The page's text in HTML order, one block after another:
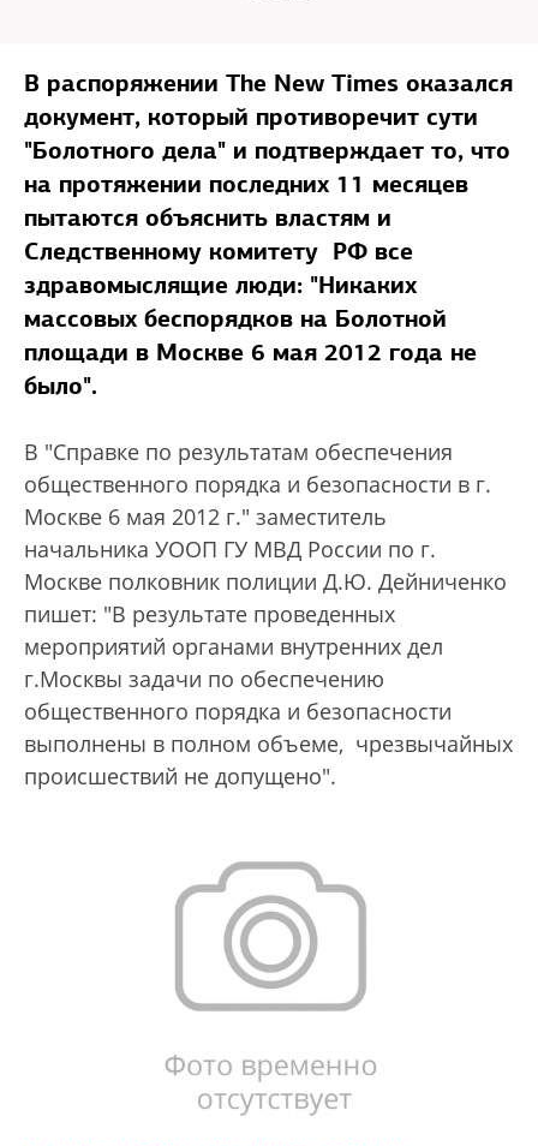
В распоряжении The New Times оказался
документ, который противоречит сути
"Болотного дела" и подтверждает то, что
на протяжении последних 11 месяцев
пытаются объяснить властям и
Следственному комитету РФ все
здравомыслящие люди: "Никаких
массовых беспорядков на Болотной
площади в Москве 6 мая 2012 года не
было".
В "Справке по результатам обеспечения
общественного порядка и безопасности в г.
Москве 6 мая 2012 г." заместитель
начальника УООП ГУ МВД России по г.
Москве полковник полиции Д.Ю. Дейниченко
пишет: "В результате проведенных
мероприятий органами внутренних дел
г.Москвы задачи по обеспечению
общественного порядка и безопасности
выполнены в полном объеме, чрезвычайных
происшествий не допущено".